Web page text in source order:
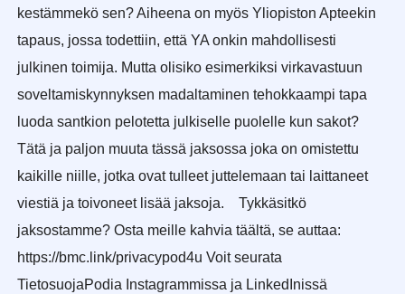
kestämmekö sen? Aiheena on myös Yliopiston Apteekin
tapaus, jossa todettiin, että YA onkin mahdollisesti
julkinen toimija. Mutta olisiko esimerkiksi virkavastuun
soveltamiskynnyksen madaltaminen tehokkaampi tapa
luoda santkion pelotetta julkiselle puolelle kun sakot?
Tätä ja paljon muuta tässä jaksossa joka on omistettu
kaikille niille, jotka ovat tulleet juttelemaan tai laittaneet
viestiä ja toivoneet lisää jaksoja. Tykkäsitkö
jaksostamme? Osta meille kahvia täältä, se auttaa:
https://bmc.link/privacypod4u Voit seurata
TietosuojaPodia Instagrammissa ja LinkedInissä